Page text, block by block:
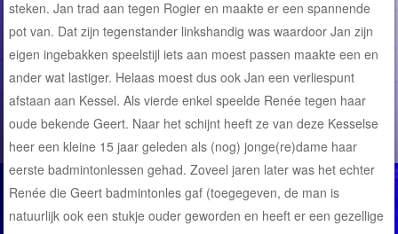
steken. Jan trad aan tegen Rogier en maakte er een spannende
pot van. Dat zijn tegenstander linkshandig was waardoor Jan zijn
eigen ingebakken speelstijl iets aan moest passen maakte een en
ander wat lastiger. Helaas moest dus ook Jan een verliespunt
afstaan aan Kessel. Als vierde enkel speelde Renée tegen haar
oude bekende Geert. Naar het schijnt heeft ze van deze Kesselse
heer een kleine 15 jaar geleden als (nog) jonge(re)dame haar
eerste badmintonlessen gehad. Zoveel jaren later was het echter
Renée die Geert badmintonles gaf (toegegeven, de man is
natuurlijk ook een stukje ouder geworden en heeft er een gezellige